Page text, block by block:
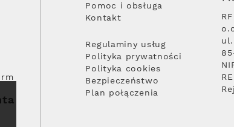
Pomoc i obsługa
Kontakt
Regulaminy usług
Polityka prywatności
Polityka cookies
Bezpieczeństwo
Plan połączenia